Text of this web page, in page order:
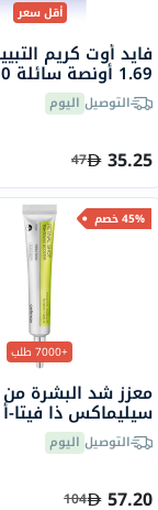
أقل سعر
فايد أوت كريم
1.69 أونصة سائلة 50 مل
التوصيل اليوم
35.25
47
45% خصم
+7000 طلب
معزز شد البشرة من
سيليماكس ذا فيتا-أ
شوت، 15 مل
التوصيل اليوم
57.20
104